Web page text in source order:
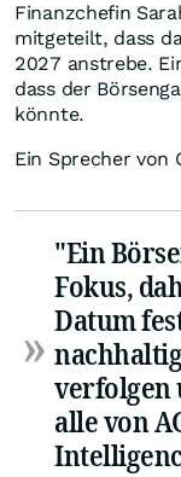
Finanzchefin
mitgeteilt, dass
2027 anstrebe.
dass der
könnte.
Ein Sprecher von
"Ein
Fokus,
Datum
verfolgen
alle von